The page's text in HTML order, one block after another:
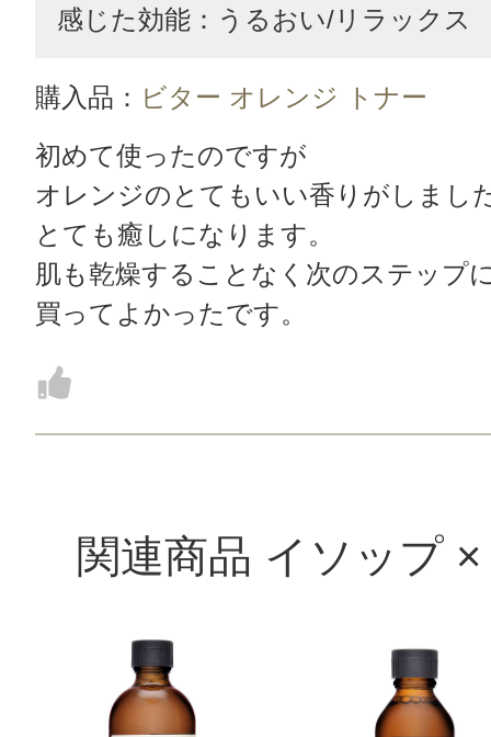
感じた効能：うるおい/リラックス
購入品： ビター オレンジ トナー
初めて使ったのですが
オレンジのとてもいい香りがしまし
とても癒しになります。
肌も乾燥することなく次のステップ
買ってよかったです。
関連商品 イソップ